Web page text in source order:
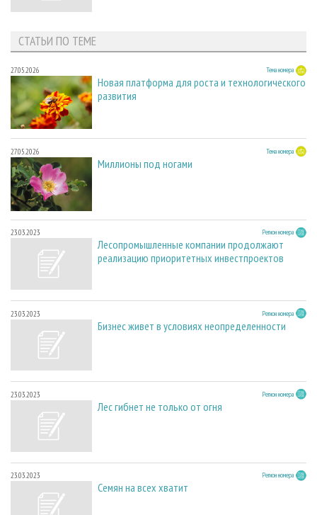
СТАТЬИ ПО ТЕМЕ
27.05.2026 Тема номера
Новая платформа для роста и технологического
развития
27.05.2026 Тема номера
Миллионы под ногами
23.03.2023 Регион номера
Лесопромышленные компании продолжают
реализацию приоритетных инвестпроектов
23.03.2023 Регион номера
Бизнес живет в условиях неопределенности
23.03.2023 Регион номера
Лес гибнет не только от огня
23.03.2023 Регион номера
Семян на всех хватит